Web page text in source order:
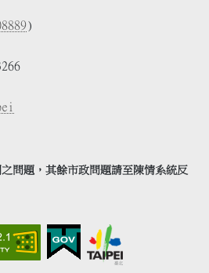
)
問題，其餘市政問題請至陳情系統反